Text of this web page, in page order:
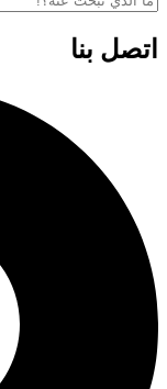
اتصل بنا